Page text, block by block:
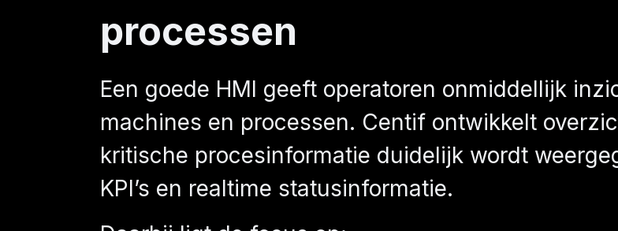
processen
Een goede HMI geeft operatoren onmiddellijk
machines en processen. Centif ontwikkelt
kritische procesinformatie duidelijk wordt
KPI’s en realtime statusinformatie.